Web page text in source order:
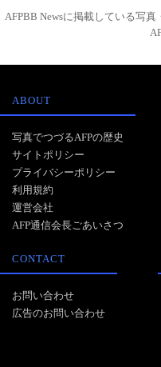
AFPBB Newsに掲載している写
ABOUT
写真でつづるAFPの歴史
サイトポリシー
プライバシーポリシー
利用規約
運営会社
AFP通信会長ごあいさつ
CONTACT
お問い合わせ
広告のお問い合わせ